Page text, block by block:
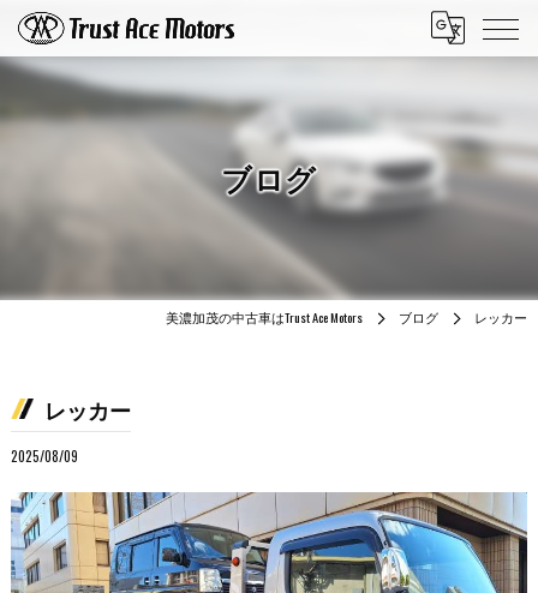
ブログ
美濃加茂の中古車はTrust Ace Motors ブログ レッカー
レッカー
2025/08/09